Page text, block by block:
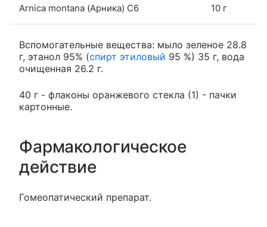
Arnica montana (Арника) С6 10 г
Вспомогательные вещества: мыло зеленое 28.8
г, этанол 95% (спирт этиловый 95 %) 35 г, вода
очищенная 26.2 г.
40 г - флаконы оранжевого стекла (1) - пачки
картонные.
Фармакологическое
действие
Гомеопатический препарат.